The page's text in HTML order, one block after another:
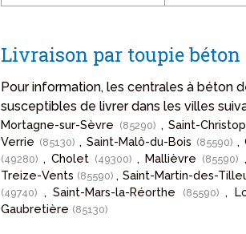
Livraison par toupie béton
Pour information, les centrales à béton
susceptibles de livrer dans les villes
Mortagne-sur-Sèvre (85290) , Saint-
Verrie (85130) , Saint-Malô-du-Bois (85590) ,
(49280), Cholet (49300), Mallièvre (85590)
Treize-Vents (85590), Saint-Martin-des-
(49740) , Saint-Mars-la-Réorthe (85590),
Gaubretière (85130)